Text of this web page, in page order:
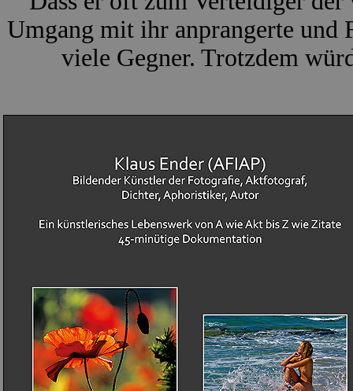
Umgang mit ihr anprangerte und
viele Gegner. Trotzdem